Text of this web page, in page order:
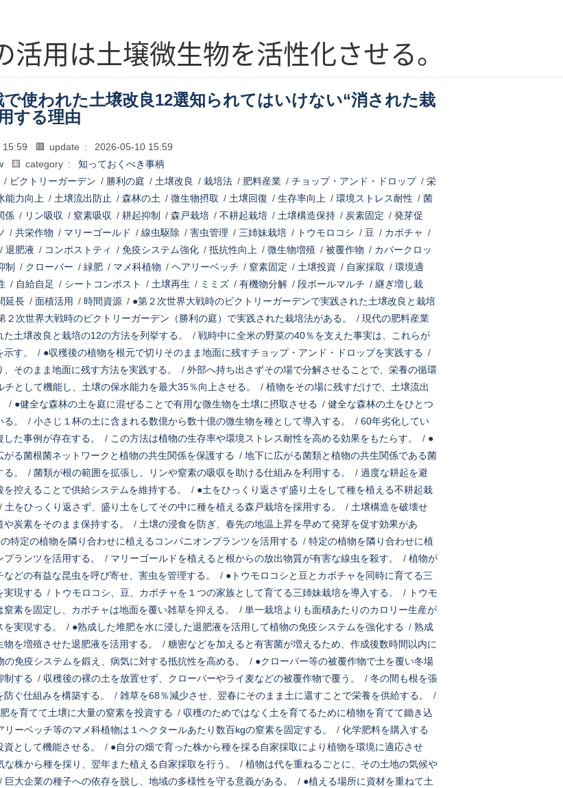
活用は土壌微生物を活性化させる。
で使われた土壌改良12選知られてはいけない“消された栽
する理由
15:59 🟥 update :
2026-05-10 15:59
🟨 category :
知っておくべき事柄
ビクトリーガーデン / 勝利の庭 / 土壌改良 / 栽培法/ 肥料産業/ チョップ・アンド・ドロップ/ 栄
能力向上/ 土壌流出防止 / 森林の土/ 微生物摂取 / 土壌回復 / 生存率向上/ 環境ストレス耐性 / 菌
係/ リン吸収 / 窒素吸収 / 耕起抑制 / 森戸栽培/ 不耕起栽培/ 土壌構造保持/ 炭素固定 / 発芽促
/ 共栄作物 / マリーゴールド / 線虫駆除 / 害虫管理 / 三姉妹栽培/ トウモロコシ / 豆/ カボチャ /
/ 退肥液 / コンポストティ / 免疫システム強化/ 抵抗性向上/ 微生物増殖 / 被覆作物 / カバークロッ
制 / クローバー / 緑肥/ マメ科植物 / ヘアリーベッチ / 窒素固定 / 土壌投資 / 自家採取 / 環境適
/ 自給自足 / シートコンポスト / 土壌再生 / ミミズ/ 有機物分解/ 段ボールマルチ / 継ぎ増し栽
延長/ 面積活用 / 時間資源/ ●第２次世界大戦時のビクトリーガーデンで実践された土壌改良と栽培
２次世界大戦時のビクトリーガーデン（勝利の庭）で実践された栽培法がある。 / 現代の肥料産業
土壌改良と栽培の12の方法を列挙する。
/ 戦時中に全米の野菜の40％を支えた事実は、これらが
す。
/ ●収穫後の植物を根元で切りそのまま地面に残すチョップ・アンド・ドロップを実践する /
そのまま地面に残す方法を実践する。
/ 外部へ持ち出さずその場で分解させることで、栄養の循環
チとして機能し、土壌の保水能力を最大35％向上させる。 / 植物をその場に残すだけで、土壌流出
/ ●健全な森林の土を庭に混ぜることで有用な微生物を土壌に摂取させる / 健全な森林の土をひとつ
。
/ 小さじ１杯の土に含まれる数億から数十億の微生物を種として導入する。 / 60年劣化してい
た事例が存在する。
/ この方法は植物の生存率や環境ストレス耐性を高める効果をもたらす。 / ●
る菌根菌ネットワークと植物の共生関係を保護する / 地下に広がる菌類と植物の共生関係である菌
。
/ 菌類が根の範囲を拡張し、リンや窒素の吸収を助ける仕組みを利用する。 / 過度な耕起を避
控えることで供給システムを維持する。
/ ●土をひっくり返さず盛り土をして種を植える不耕起栽
/ 土をひっくり返さず、盛り土をしてその中に種を植える森戸栽培を採用する。 / 土壌構造を破壊せ
炭素をそのまま保持する。
/ 土壌の浸食を防ぎ、春先の地温上昇を早めて発芽を促す効果があ
特定の植物を隣り合わせに植えるコンパニオンプランツを活用する / 特定の植物を隣り合わせに植
ランツを活用する。
/ マリーゴールドを植えると根からの放出物質が有害な線虫を殺す。 / 植物が
どの有益な昆虫を呼び寄せ、害虫を管理する。
/ ●トウモロコシと豆とカボチャを同時に育てる三
実現する / トウモロコシ、豆、カボチャを１つの家族として育てる三姉妹栽培を導入する。 / トウモ
素を固定し、カボチャは地面を覆い雑草を抑える。
/ 単一栽培よりも面積あたりのカロリー生産が
実現する。
/ ●熟成した堆肥を水に浸した退肥液を活用して植物の免疫システムを強化する / 熟成
を増殖させた退肥液を活用する。
/ 糖密などを加えると有害菌が増えるため、作成後数時間以内に
の免疫システムを鍛え、病気に対する抵抗性を高める。 / ●クローバー等の被覆作物で土を覆い冬場
制する / 収穫後の裸の土を放置せず、クローバーやライ麦などの被覆作物で覆う。 / 冬の間も根を張
ぐ仕組みを構築する。
/ 雑草を68％減少させ、翌春にそのまま土に還すことで栄養を供給する。
/
を育てて土壌に大量の窒素を投資する / 収穫のためではなく土を育てるために植物を育てて鋤き込
リーベッチ等のマメ科植物は１ヘクタールあたり数百kgの窒素を固定する。 / 化学肥料を購入する
として機能させる。
/ ●自分の畑で育った株から種を採る自家採取により植物を環境に適応させ
な株から種を採り、翌年また植える自家採取を行う。 / 植物は代を重ねるごとに、その土地の気候や
/ 巨大企業の種子への依存を脱し、地域の多様性を守る意義がある。 / ●植える場所に資材を重ねて土